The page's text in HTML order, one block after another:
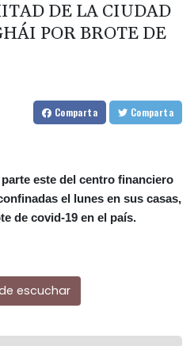
DE LA CIUDAD
POR BROTE DE
Comparta Comparta
este del centro financiero
el lunes en sus casas,
de covid-19 en el país.
escuchar